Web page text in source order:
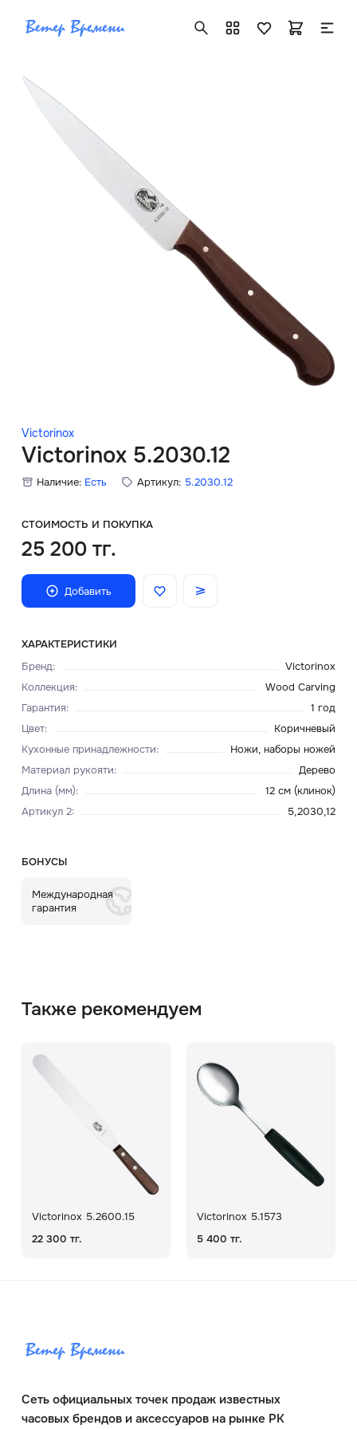
Victorinox
Victorinox 5.2030.12
Наличие: Есть Артикул: 5.2030.12
СТОИМОСТЬ И ПОКУПКА
25 200 тг.
Добавить
ХАРАКТЕРИСТИКИ
Бренд:
Victorinox
Коллекция:
Wood Carving
Гарантия:
1 год
Цвет:
Коричневый
Кухонные принадлежности:
Ножи, наборы ножей
Материал рукояти:
Дерево
Длина (мм):
12 см (клинок)
Артикул 2: 5,2030,12
БОНУСЫ
Международная
гарантия
Также рекомендуем
Victorinox 5.2600.15
22 300 тг.
Victorinox 5.1573
5 400 тг.
Сеть официальных точек продаж известных
часовых брендов и аксессуаров на рынке РК
Авторизация
Главная
О нас